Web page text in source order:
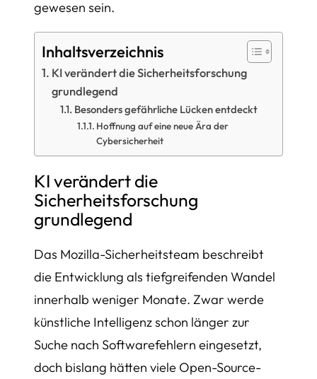
gewesen sein.
Inhaltsverzeichnis
KI verändert die Sicherheitsforschung
grundlegend
Besonders gefährliche Lücken entdeckt
Hoffnung auf eine neue Ära der
Cybersicherheit
KI verändert die
Sicherheitsforschung
grundlegend
Das Mozilla-Sicherheitsteam beschreibt
die Entwicklung als tiefgreifenden Wandel
innerhalb weniger Monate. Zwar werde
künstliche Intelligenz schon länger zur
Suche nach Softwarefehlern eingesetzt,
doch bislang hätten viele Open-Source-